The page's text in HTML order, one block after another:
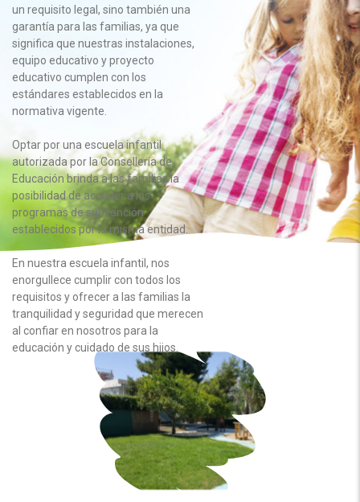
un requisito legal, sino también una
garantía para las familias, ya que
significa que nuestras instalaciones,
equipo educativo y proyecto
educativo cumplen con los
estándares establecidos en la
normativa vigente.
Optar por una escuela infantil
autorizada por la Consellería de
Educación brinda a las familias la
posibilidad de acceder a los
programas de subvención
establecidos por la misma entidad.
En nuestra escuela infantil, nos
enorgullece cumplir con todos los
requisitos y ofrecer a las familias la
tranquilidad y seguridad que merecen
al confiar en nosotros para la
educación y cuidado de sus hijos.